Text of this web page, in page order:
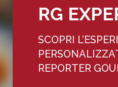
RG
SCOPRI
REPORTER